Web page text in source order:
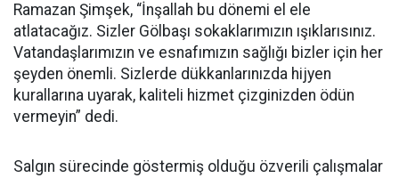
Ramazan Şimşek, “İnşallah bu dönemi el ele
atlatacağız. Sizler Gölbaşı sokaklarımızın ışıklarısınız.
Vatandaşlarımızın ve esnafımızın sağlığı bizler için her
şeyden önemli. Sizlerde dükkanlarınızda hijyen
kurallarına uyarak, kaliteli hizmet çizginizden ödün
vermeyin” dedi.
Salgın sürecinde göstermiş olduğu özverili çalışmalar